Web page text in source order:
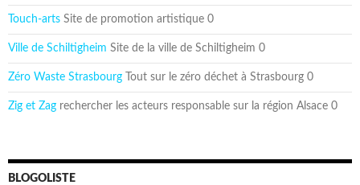
Touch-arts Site de promotion artistique 0
Ville de Schiltigheim Site de la ville de Schiltigheim 0
Zéro Waste Strasbourg Tout sur le zéro déchet à Strasbourg 0
Zig et Zag rechercher les acteurs responsable sur la région Alsace 0
BLOGOLISTE